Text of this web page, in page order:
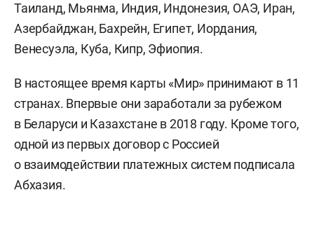
Таиланд, Мьянма, Индия, Индонезия, ОАЭ, Иран,
Азербайджан, Бахрейн, Египет, Иордания,
Венесуэла, Куба, Кипр, Эфиопия.
В настоящее время карты «Мир» принимают в 11
странах. Впервые они заработали за рубежом
в Беларуси и Казахстане в 2018 году. Кроме того,
одной из первых договор с Россией
о взаимодействии платежных систем подписала
Абхазия.